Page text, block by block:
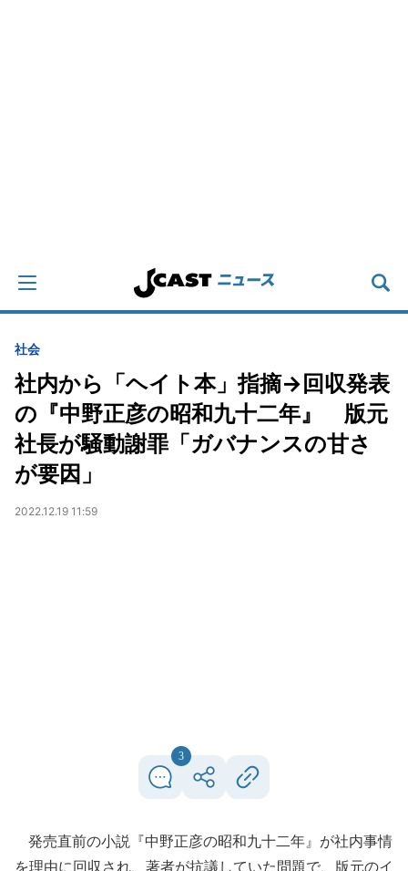
社会
社内から「ヘイト本」指摘→回収発表
の『中野正彦の昭和九十二年』 版元
社長が騒動謝罪「ガバナンスの甘さ
が要因」
2022.12.19 11:59
3
発売直前の小説『中野正彦の昭和九十二年』が社内事情
を理由に回収され、著者が抗議していた問題で、版元のイ